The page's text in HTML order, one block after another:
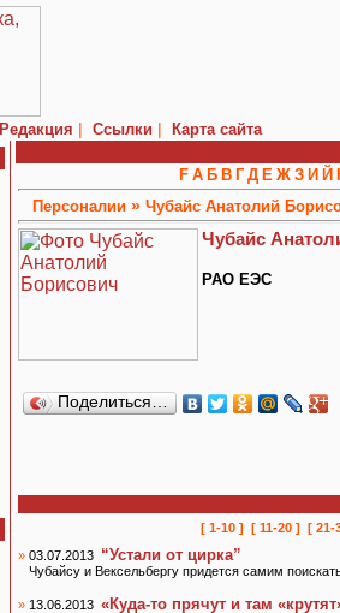
Редакция | Ссылки |
Карта сайта
F А Б В Г Д Е Ж З И Й
Персоналии » Чубайс Анатолий
Чубайс
РАО ЕЭС
Поделиться…
[ 1-10 ] [ 11-20 ] [ 21-
» 03.07.2013 “Устали от цирка”
Чубайсу и Вексельбергу придется самим
» 13.06.2013 «Куда-то прячут и там